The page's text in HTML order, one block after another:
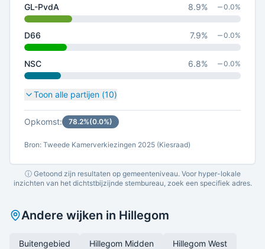
GL-PvdA 8.9% 0.0%
D66 7.9% 0.0%
NSC 6.8% 0.0%
Toon alle partijen (10)
Opkomst: 78.2%(0.0%)
Bron: Tweede Kamerverkiezingen 2025 (Kiesraad)
ⓘ Getoond zijn resultaten op gemeenteniveau. Voor hyper-lokale
inzichten van het dichtstbijzijnde stembureau, zoek een specifiek adres.
Andere wijken in Hillegom
Buitengebied Hillegom Midden Hillegom West